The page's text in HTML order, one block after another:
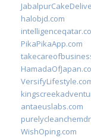
halobjd.com
PikaPikaApp.com
antaeuslabs.com
WishOping.com